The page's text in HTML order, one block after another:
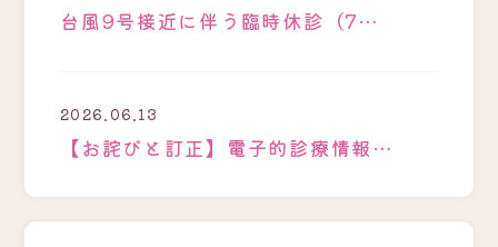
台風9号接近に伴う臨時休診（7…
2026.06.13
【お詫びと訂正】電子的診療情報…